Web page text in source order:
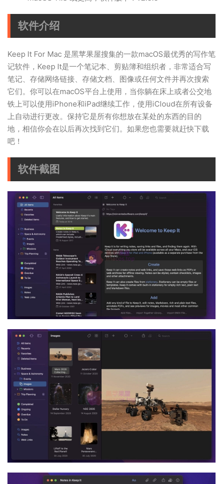
软件介绍
Keep It For Mac 是黑苹果屋搜集的一款macOS最优秀的写作笔
记软件，Keep It是一个笔记本、剪贴簿和组织者，非常适合写
笔记、存储网络链接、存储文档、图像或任何文件并再次搜索
它们。你可以在macOS平台上使用，当你躺在床上或者公交地
铁上可以使用iPhone和iPad继续工作，使用iCloud在所有设备
上自动进行更改。保持它是所有你想放在某处的东西的目的
地，相信你会在以后再次找到它们。如果您也需要就赶快下载
吧！
软件截图